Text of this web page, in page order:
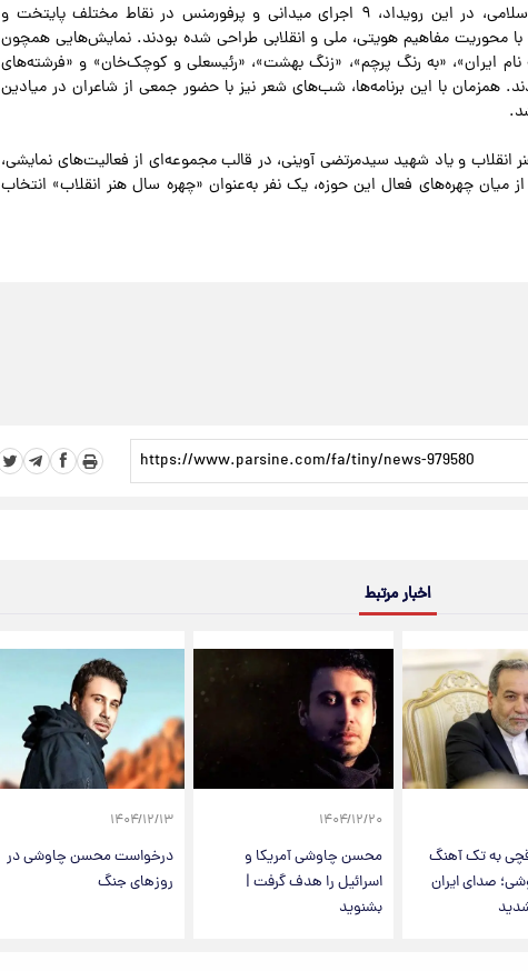
بر اساس اعلام قبلی حوزه هنری انقلاب اسلامی، در این رویداد، ۹ اجرای میدانی و پرفورمنس در نقاط مختلف پایتخت و
محوریت مفاهیم هویتی، ملی و انقلابی طراحی شده‌ بودند. نمایش‌هایی همچون
نام ایران»، «به رنگ پرچم»، «زنگ بهشت»، «رئیسعلی و کوچک‌خان» و «فرشته‌های
همزمان با این برنامه‌ها، شب‌های شعر نیز با حضور جمعی از شاعران در میادین
و یاد شهید سیدمرتضی آوینی، در قالب مجموعه‌ای از فعالیت‌های نمایشی،
میان چهره‌های فعال این حوزه، یک نفر به‌عنوان «چهره سال هنر انقلاب» انتخاب
اخبار مرتبط
به تک آهنگ
صدای ایران
۱۴۰۴/۱۲/۲۰
محسن چاوشی آمریکا و
اسرائیل را هدف گرفت |
بشنوید
۱۴۰۴/۱۲/۱۳
درخواست محسن چاوشی در
روزهای جنگ